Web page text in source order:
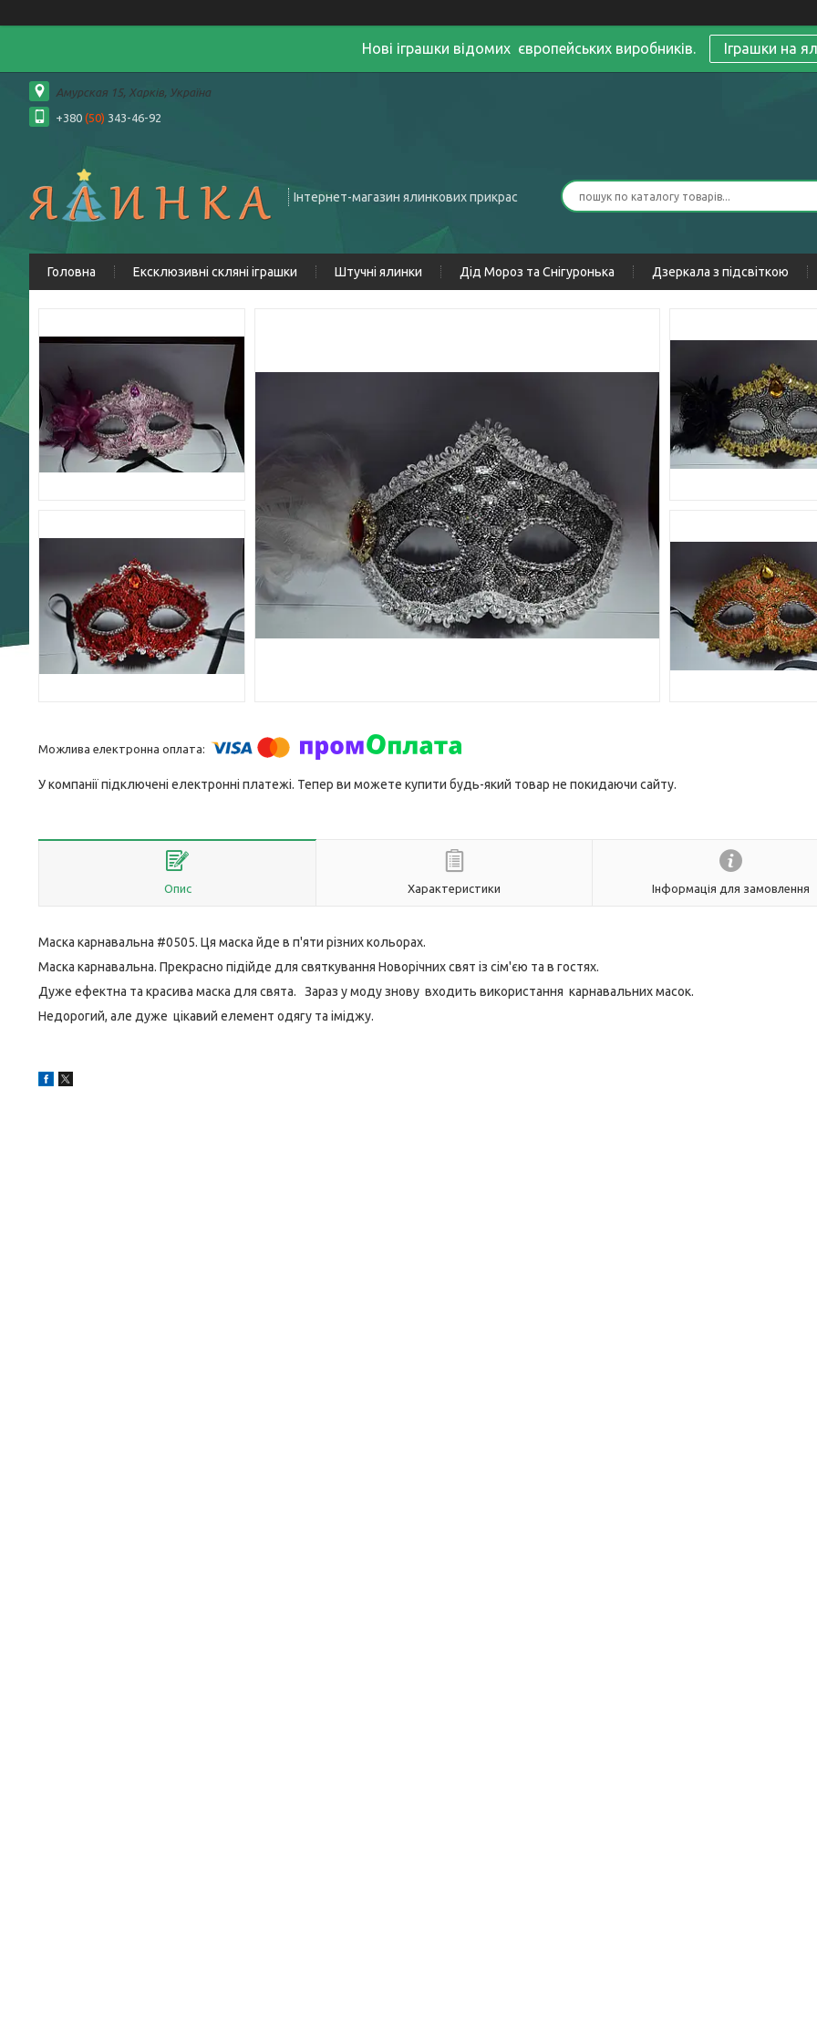
Нові іграшки відомих європейських виробників. Іграшки на
Амурская 15, Харків, Україна
+380 (50) 343-46-92
Інтернет-магазин ялинкових прикрас
Головна Ексклюзивні скляні іграшки Штучні ялинки Дід Мороз та Снігуронька Дзеркала з підсвіткою
У компанії підключені електронні платежі. Тепер ви можете купити будь-який товар не покидаючи сайту.
Опис Характеристики Інформація для замовлення
Маска карнавальна #0505. Ця маска йде в п'яти різних кольорах.
Маска карнавальна. Прекрасно підійде для святкування Новорічних свят із сім'єю та в гостях.
Дуже ефектна та красива маска для свята. Зараз у моду знову входить використання карнавальних масок.
Недорогий, але дуже цікавий елемент одягу та іміджу.